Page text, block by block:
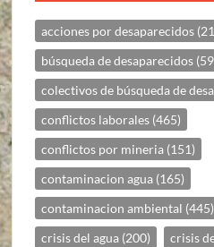
acciones por desaparecidos
búsqueda de desaparecidos
colectivos de búsqueda de
conflictos laborales (465)
conflictos por mineria (151)
contaminacion agua (165)
contaminacion ambiental (445)
crisis del agua (200) crisis